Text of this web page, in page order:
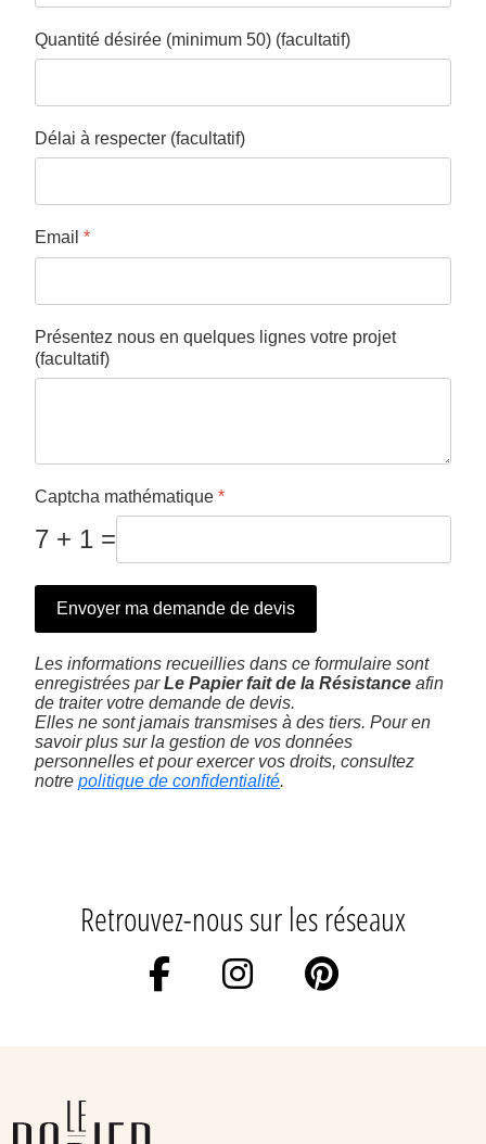
Quantité désirée (minimum 50) (facultatif)
Délai à respecter (facultatif)
Email *
Présentez nous en quelques lignes votre projet
(facultatif)
Captcha mathématique *
7 + 1 =
Envoyer ma demande de devis
Les informations recueillies dans ce formulaire sont
enregistrées parLe Papier fait de la Résistance afin
de traiter votre demande de devis.
Elles ne sont jamais transmises à des tiers. Pour en
savoir plus sur la gestion de vos données
personnelles et pour exercer vos droits, consultez
notre politique de confidentialité.
Retrouvez-nous sur les réseaux